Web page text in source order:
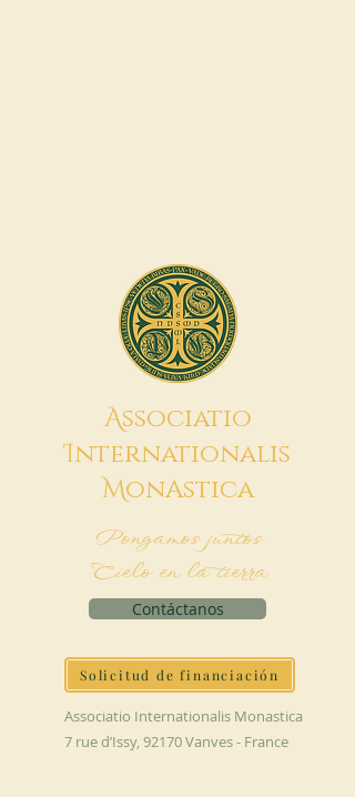
Associatio
Internationalis
MonAstica
Pongamos juntos
Cielo en la tierra
Contáctanos
Solicitud de financiación
Associatio Internationalis Monastica
7 rue d’Issy, 92170 Vanves - France